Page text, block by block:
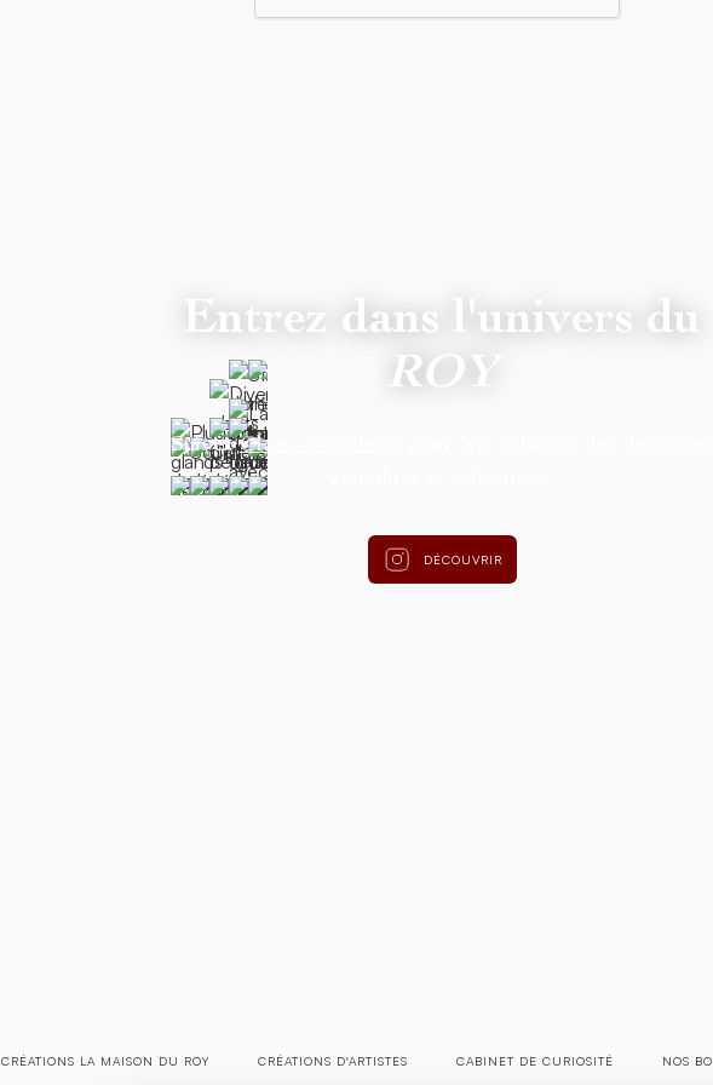
Entrez dans l'univers du
ROY
Suivez@lamaisonduroy
DÉCOUVRIR
CRÉATIONS LA MAISON DU ROY CRÉATIONS D'ARTISTES CABINET DE CURIOSITÉ NOS